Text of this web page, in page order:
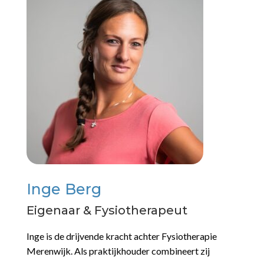
Inge Berg
Eigenaar & Fysiotherapeut
Inge is de drijvende kracht achter Fysiotherapie
Merenwijk. Als praktijkhouder combineert zij